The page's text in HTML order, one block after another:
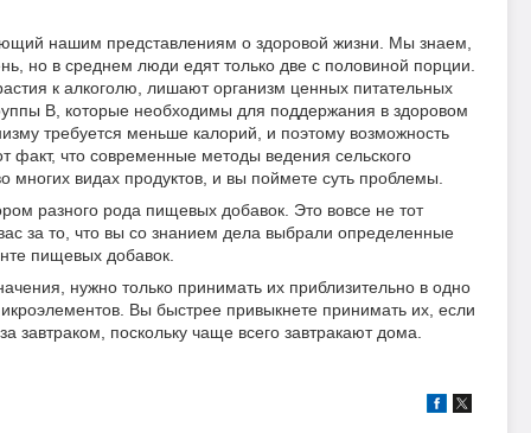
нашим представлениям о здоровой жизни. Мы знаем,
но в среднем люди едят только две с половиной порции.
к алкоголю, лишают организм ценных питательных
В, которые необходимы для поддержания в здоровом
требуется меньше калорий, и поэтому возможность
факт, что современные методы ведения сельского
видах продуктов, и вы поймете суть проблемы.
разного рода пищевых добавок. Это вовсе не тот
за то, что вы со знанием дела выбрали определенные
пищевых добавок.
нужно только принимать их приблизительно в одно
Вы быстрее привыкнете принимать их, если
поскольку чаще всего завтракают дома.